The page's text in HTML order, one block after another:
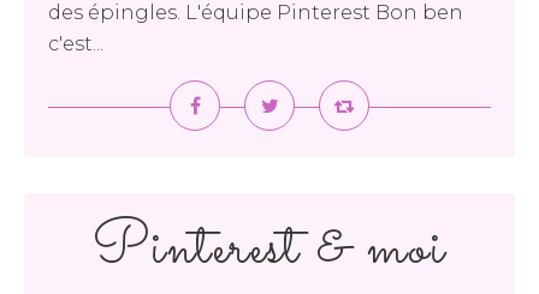
des épingles. L'équipe Pinterest Bon ben
c'est...
Pinterest & moi